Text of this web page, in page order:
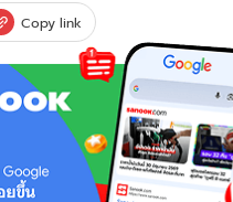
Copy link